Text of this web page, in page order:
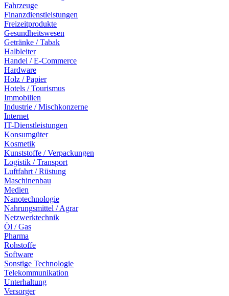
Fahrzeuge
Finanzdienstleistungen
Freizeitprodukte
Gesundheitswesen
Getränke / Tabak
Halbleiter
Handel / E-Commerce
Hardware
Holz / Papier
Hotels / Tourismus
Immobilien
Industrie / Mischkonzerne
Internet
IT-Dienstleistungen
Konsumgüter
Kosmetik
Kunststoffe / Verpackungen
Logistik / Transport
Luftfahrt / Rüstung
Maschinenbau
Medien
Nanotechnologie
Nahrungsmittel / Agrar
Netzwerktechnik
Öl / Gas
Pharma
Rohstoffe
Software
Sonstige Technologie
Telekommunikation
Unterhaltung
Versorger